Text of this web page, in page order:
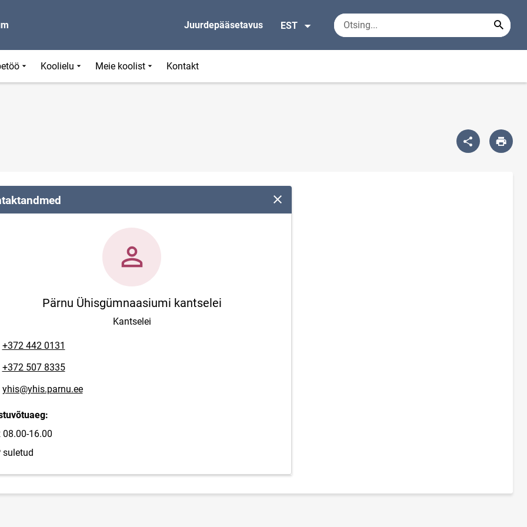
Juurdepääsetavus EST
Koolielu Meie koolist Kontakt
Sulge modaalaken
Pärnu Ühisgümnaasiumi kantselei
Kantselei
+372 442 0131
+372 507 8335
aadress
yhis@yhis.parnu.ee
08.00-16.00
suletud